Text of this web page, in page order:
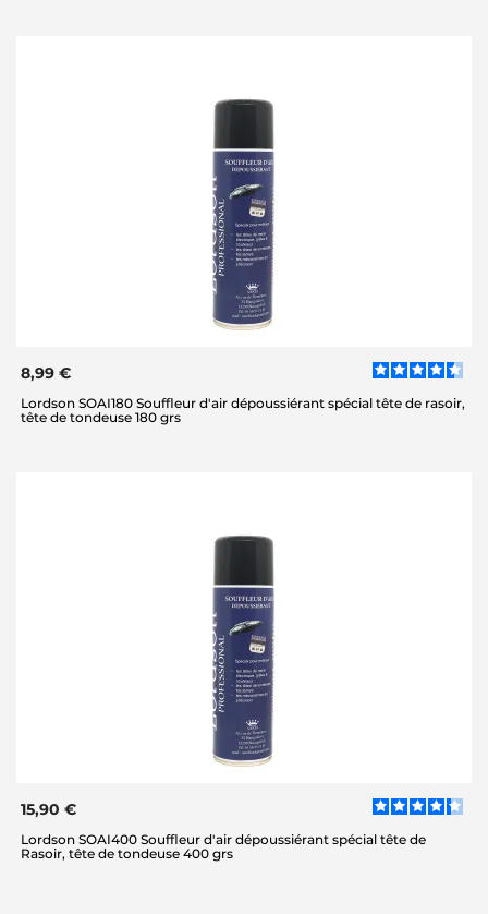
8,99 €
Lordson SOAI180 Souffleur d'air dépoussiérant spécial tête de rasoir,
tête de tondeuse 180 grs
15,90 €
Lordson SOAI400 Souffleur d'air dépoussiérant spécial tête de
Rasoir, tête de tondeuse 400 grs